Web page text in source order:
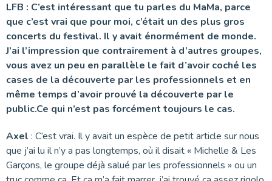
LFB : C’est intéressant que tu parles du MaMa, parce
que c’est vrai que pour moi, c’était un des plus gros
concerts du festival. Il y avait énormément de monde.
J’ai l’impression que contrairement à d’autres groupes,
vous avez un peu en parallèle le fait d’avoir coché les
cases de la découverte par les professionnels et en
même temps d’avoir prouvé la découverte par le
public.Ce qui n’est pas forcément toujours le cas.
Axel : C’est vrai. Il y avait un espèce de petit article sur nous
que j’ai lu il n’y a pas longtemps, où il disait « Michelle & Les
Garçons, le groupe déjà salué par les professionnels » ou un